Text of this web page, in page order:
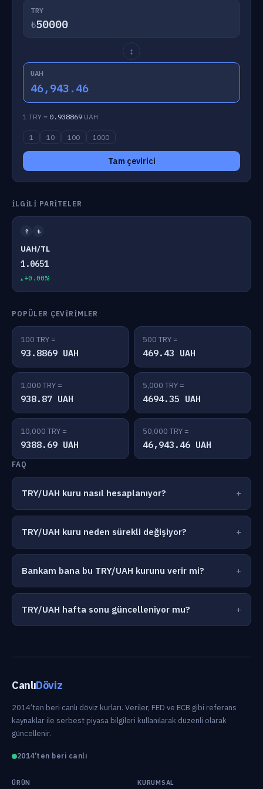
TRY
₺
↕
UAH
46,943.46
1 TRY = 0.938869 UAH
1 10 100 1000
Tam çevirici
İLGILI PARITELER
₴ ₺
UAH/TL
1.0651
+0.00%
POPÜLER ÇEVIRIMLER
100 TRY =
93.8869 UAH
500 TRY =
469.43 UAH
1,000 TRY =
938.87 UAH
5,000 TRY =
4694.35 UAH
10,000 TRY =
9388.69 UAH
50,000 TRY =
46,943.46 UAH
FAQ
TRY/UAH kuru nasıl hesaplanıyor?
TRY/UAH kuru neden sürekli değişiyor?
Bankam bana bu TRY/UAH kurunu verir mi?
TRY/UAH hafta sonu güncelleniyor mu?
CanlıDöviz
2014’ten beri canlı döviz kurları. Veriler, FED ve ECB gibi referans
kaynaklar ile serbest piyasa bilgileri kullanılarak düzenli olarak
güncellenir.
2014’ten beri canlı
ÜRÜN KURUMSAL